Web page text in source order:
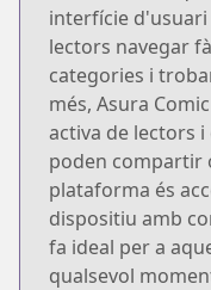
interfície
lectors navegar
categories i
més, Asura
activa de lectors
poden compartir
plataforma és
dispositiu amb
fa ideal per a
qualsevol